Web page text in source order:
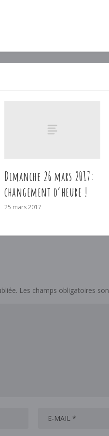
Dimanche 26 mars 2017:
changement d’heure !
25 mars 2017
Les champs obligatoires